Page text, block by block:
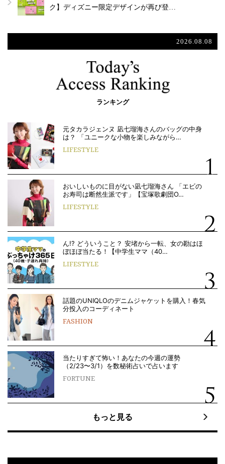
ク】ディズニー限定デザインが再び登…
2026.08.08
ランキング
元タカラジェンヌ 凪七瑠海さんのバッグの中身
は？ 「ユニークな小物を楽しみながら…
LIFESTYLE
おいしいものに目がない凪七瑠海さん 「エビの
お寿司は断然生派です」【宝塚歌劇団O…
LIFESTYLE
ん!? どういうこと？ 安堵から一転、女の勘はほ
ぼほぼ当たる！【中学生ママ（40…
LIFESTYLE
話題のUNIQLOのデニムジャケットを購入！春気
分投入のコーディネート
FASHION
当たりすぎて怖い！あなたの今週の運勢
（2/23〜3/1）を数秘術占いで占います
FORTUNE
もっと見る